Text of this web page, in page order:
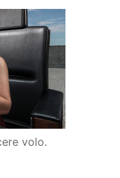
volo.